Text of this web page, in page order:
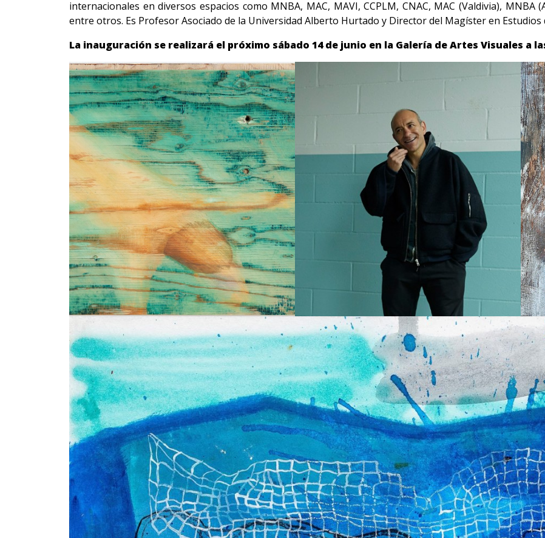
internacionales en diversos espacios como MNBA, MAC, MAVI, CCPLM, CNAC, MAC (Valdivia), MNBA
entre otros. Es Profesor Asociado de la Universidad Alberto Hurtado y Director del Magíster en Estudios
La inauguración se realizará el próximo sábado 14 de junio en la Galería de Artes Visuales a